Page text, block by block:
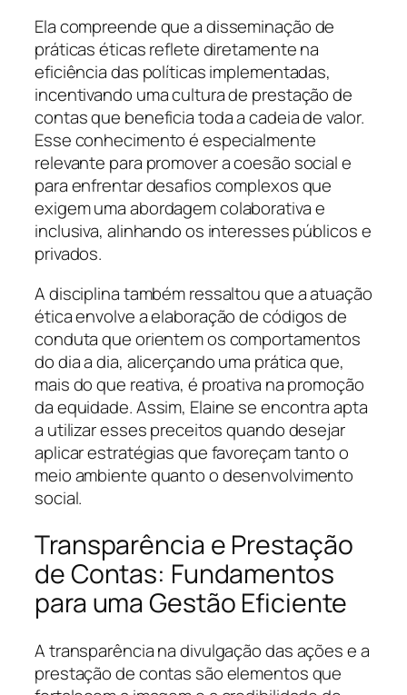
Ela compreende que a disseminação de
práticas éticas reflete diretamente na
eficiência das políticas implementadas,
incentivando uma cultura de prestação de
contas que beneficia toda a cadeia de valor.
Esse conhecimento é especialmente
relevante para promover a coesão social e
para enfrentar desafios complexos que
exigem uma abordagem colaborativa e
inclusiva, alinhando os interesses públicos e
privados.
A disciplina também ressaltou que a atuação
ética envolve a elaboração de códigos de
conduta que orientem os comportamentos
do dia a dia, alicerçando uma prática que,
mais do que reativa, é proativa na promoção
da equidade. Assim, Elaine se encontra apta
a utilizar esses preceitos quando desejar
aplicar estratégias que favoreçam tanto o
meio ambiente quanto o desenvolvimento
social.
Transparência e Prestação
de Contas: Fundamentos
para uma Gestão Eficiente
A transparência na divulgação das ações e a
prestação de contas são elementos que